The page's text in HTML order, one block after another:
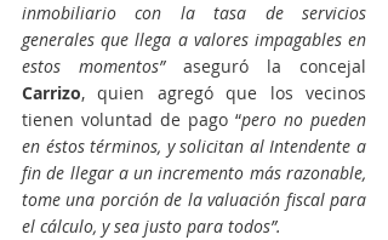
inmobiliario con la tasa de servicios
generales que llega a valores impagables en
estos momentos”
Carrizo, quien agregó que los vecinos
tienen voluntad de pago “pero no pueden
en éstos términos, y solicitan al Intendente a
fin de llegar a un incremento más razonable,
tome una porción de la valuación fiscal para
el cálculo, y sea justo para todos”.